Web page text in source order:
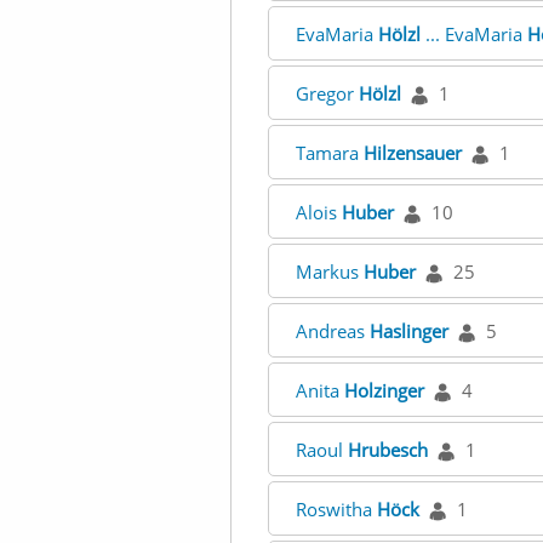
EvaMaria Hölzl ... EvaMaria
Gregor Hölzl 1
Tamara Hilzensauer 1
Alois Huber 10
Markus Huber 25
Andreas Haslinger 5
Anita Holzinger 4
Raoul Hrubesch 1
Roswitha Höck 1